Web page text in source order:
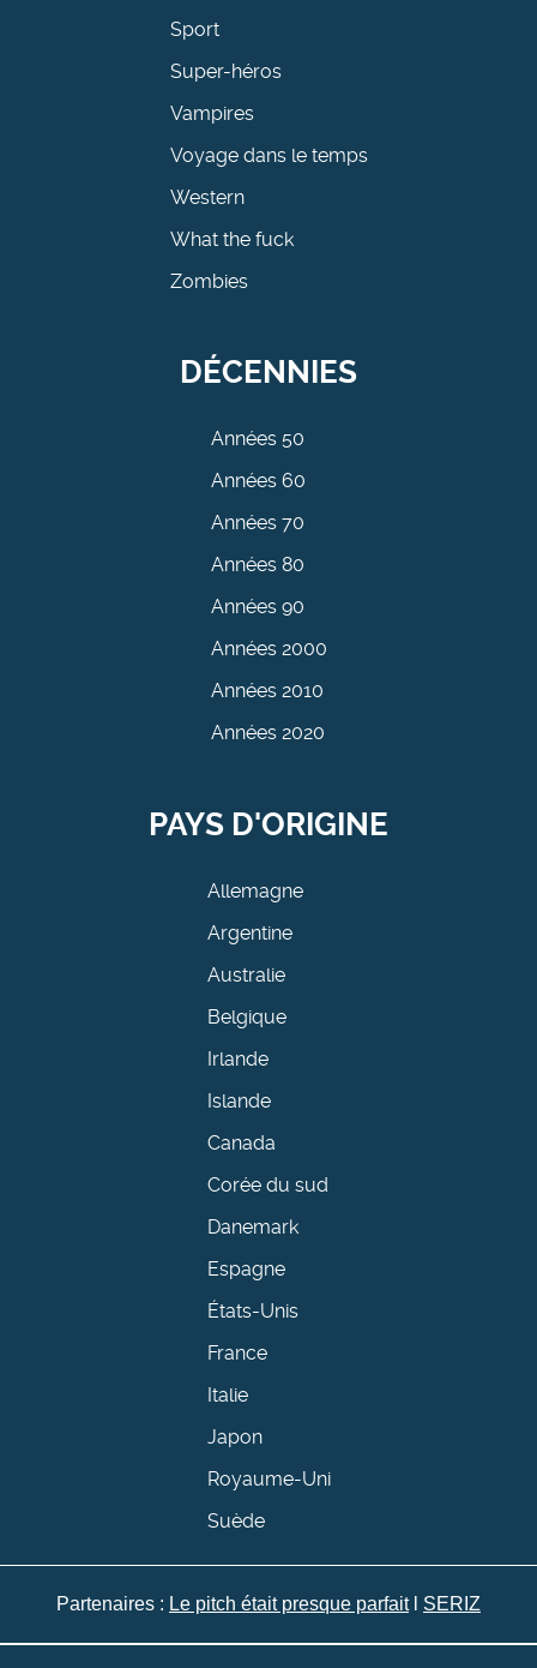
Sport
Super-héros
Vampires
Voyage dans le temps
Western
What the fuck
Zombies
DÉCENNIES
Années 50
Années 60
Années 70
Années 80
Années 90
Années 2000
Années 2010
Années 2020
PAYS D'ORIGINE
Allemagne
Argentine
Australie
Belgique
Irlande
Islande
Canada
Corée du sud
Danemark
Espagne
États-Unis
France
Italie
Japon
Royaume-Uni
Suède
Partenaires : Le pitch était presque parfaitl SERIZ